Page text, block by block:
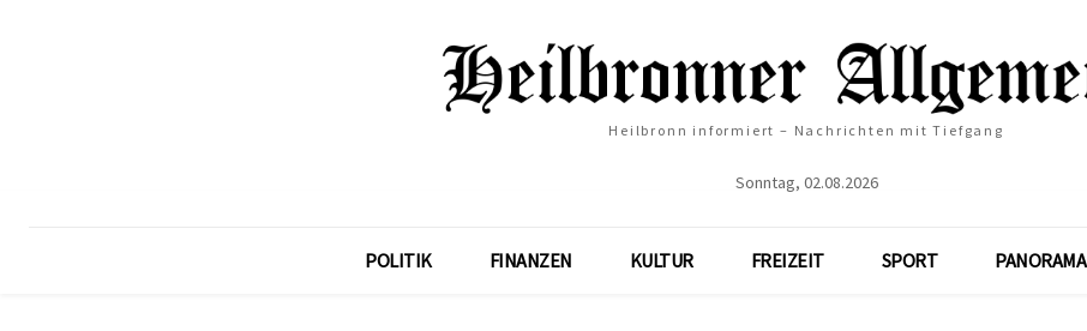
Heilbronn informiert – Nachrichten mit Tiefgang
Sonntag, 02.08.2026
POLITIK FINANZEN KULTUR FREIZEIT SPORT PANORAMA